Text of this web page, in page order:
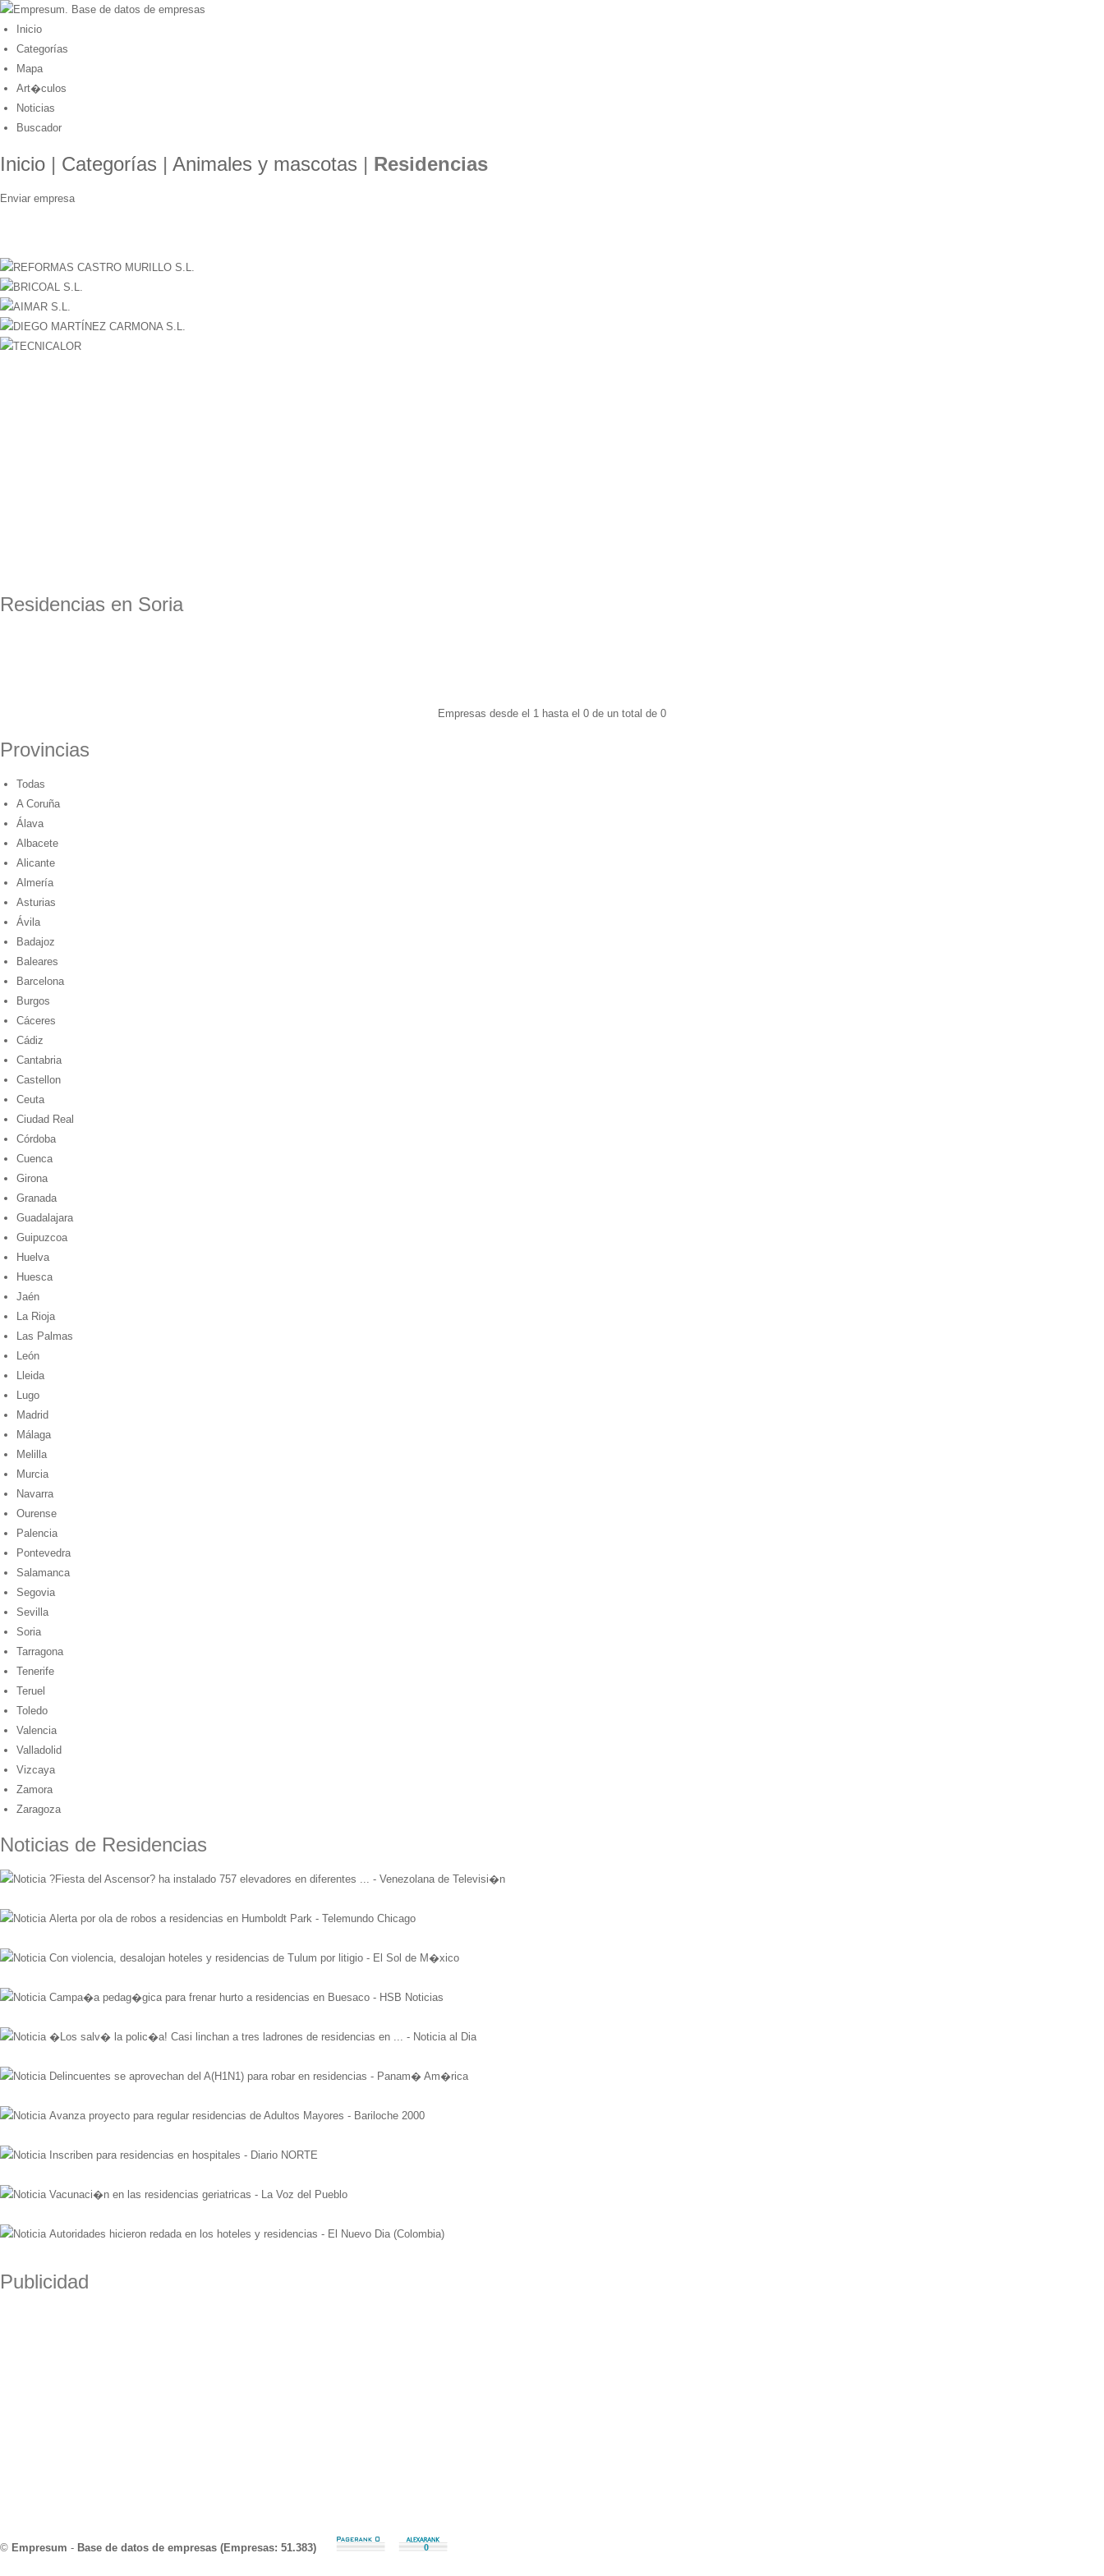
Inicio
Categorías
Mapa
Art�culos
Noticias
Buscador
Inicio | Categorías | Animales y mascotas | Residencias
Enviar empresa
Residencias en Soria
Empresas desde el 1 hasta el 0 de un total de 0
Provincias
Todas
A Coruña
Álava
Albacete
Alicante
Almería
Asturias
Ávila
Badajoz
Baleares
Barcelona
Burgos
Cáceres
Cádiz
Cantabria
Castellon
Ceuta
Ciudad Real
Córdoba
Cuenca
Girona
Granada
Guadalajara
Guipuzcoa
Huelva
Huesca
Jaén
La Rioja
Las Palmas
León
Lleida
Lugo
Madrid
Málaga
Melilla
Murcia
Navarra
Ourense
Palencia
Pontevedra
Salamanca
Segovia
Sevilla
Soria
Tarragona
Tenerife
Teruel
Toledo
Valencia
Valladolid
Vizcaya
Zamora
Zaragoza
Noticias de Residencias
?Fiesta del Ascensor? ha instalado 757 elevadores en diferentes ... - Venezolana de Televisi�n
Alerta por ola de robos a residencias en Humboldt Park - Telemundo Chicago
Con violencia, desalojan hoteles y residencias de Tulum por litigio - El Sol de M�xico
Campa�a pedag�gica para frenar hurto a residencias en Buesaco - HSB Noticias
�Los salv� la polic�a! Casi linchan a tres ladrones de residencias en ... - Noticia al Dia
Delincuentes se aprovechan del A(H1N1) para robar en residencias - Panam� Am�rica
Avanza proyecto para regular residencias de Adultos Mayores - Bariloche 2000
Inscriben para residencias en hospitales - Diario NORTE
Vacunaci�n en las residencias geriatricas - La Voz del Pueblo
Autoridades hicieron redada en los hoteles y residencias - El Nuevo Dia (Colombia)
Publicidad
© Empresum - Base de datos de empresas (Empresas: 51.383)